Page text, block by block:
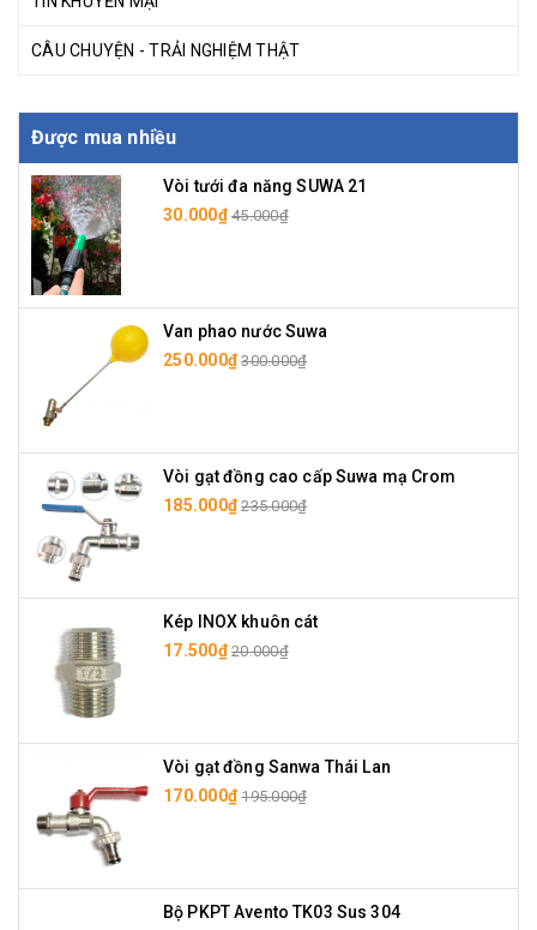
CÂU CHUYỆN - TRẢI NGHIỆM THẬT
Được mua nhiều
Vòi tưới đa năng SUWA 21
30.000₫ 45.000₫
Van phao nước Suwa
250.000₫ 300.000₫
Vòi gạt đồng cao cấp Suwa mạ Crom
185.000₫ 235.000₫
Kép INOX khuôn cát
17.500₫ 20.000₫
Vòi gạt đồng Sanwa Thái Lan
170.000₫ 195.000₫
Bộ PKPT Avento TK03 Sus 304